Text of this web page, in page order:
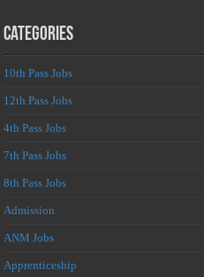
Categories
10th Pass Jobs
12th Pass Jobs
4th Pass Jobs
7th Pass Jobs
8th Pass Jobs
Admission
ANM Jobs
Apprenticeship